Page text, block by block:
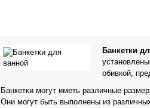
Банкетки
обивкой,
Банкетки могут иметь различные
Они могут быть выполнены из